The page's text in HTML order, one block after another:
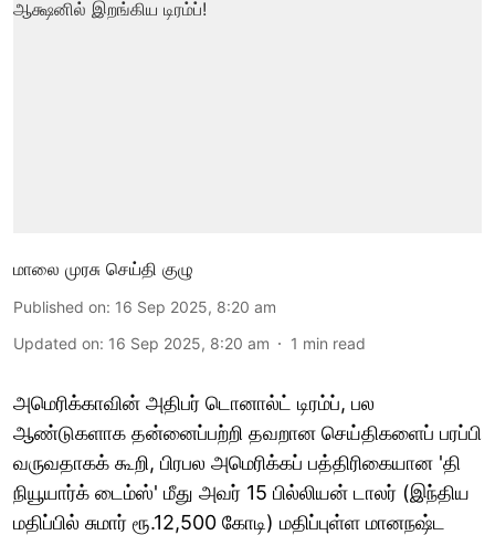
மாலை முரசு செய்தி குழு
Published on: 16 Sep 2025, 8:20 am
Updated on: 16 Sep 2025, 8:20 am 1 min read
அமெரிக்காவின் அதிபர் டொனால்ட் டிரம்ப், பல
ஆண்டுகளாக தன்னைப்பற்றி தவறான செய்திகளைப் பரப்பி
வருவதாகக் கூறி, பிரபல அமெரிக்கப் பத்திரிகையான 'தி
நியூயார்க் டைம்ஸ்' மீது அவர் 15 பில்லியன் டாலர் (இந்திய
மதிப்பில் சுமார் ரூ.12,500 கோடி) மதிப்புள்ள மானநஷ்ட